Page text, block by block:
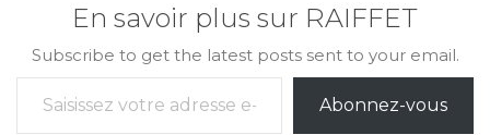
En savoir plus sur RAIFFET
Subscribe to get the latest posts sent to your email.
Saisissez votre adresse e-mail…
Abonnez-vous